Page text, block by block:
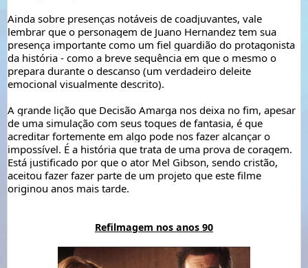
Ainda sobre presenças notáveis de coadjuvantes, vale
lembrar que o personagem de Juano Hernandez tem sua
presença importante como um fiel guardião do protagonista
da história - como a breve sequência em que o mesmo o
prepara durante o descanso (um verdadeiro deleite
emocional visualmente descrito).
A grande lição que Decisão Amarga nos deixa no fim, apesar
de uma simulação com seus toques de fantasia, é que
acreditar fortemente em algo pode nos fazer alcançar o
impossível. É a história que trata de uma prova de coragem.
Está justificado por que o ator Mel Gibson, sendo cristão,
aceitou fazer fazer parte de um projeto que este filme
originou anos mais tarde.
Refilmagem nos anos 90